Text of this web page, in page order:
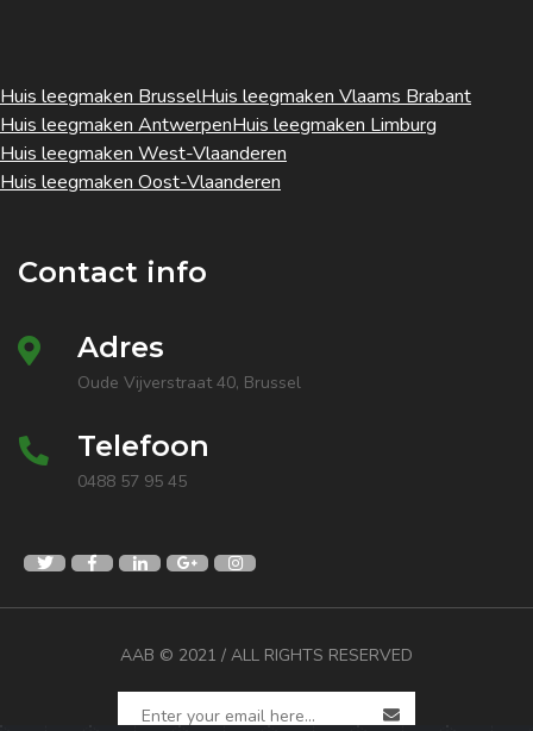
Huis leegmaken BrusselHuis leegmaken Vlaams Brabant
Huis leegmaken AntwerpenHuis leegmaken Limburg
Huis leegmaken West-Vlaanderen
Huis leegmaken Oost-Vlaanderen
Contact info
Adres
Oude Vijverstraat 40, Brussel
Telefoon
0488 57 95 45
AAB © 2021 / ALL RIGHTS RESERVED